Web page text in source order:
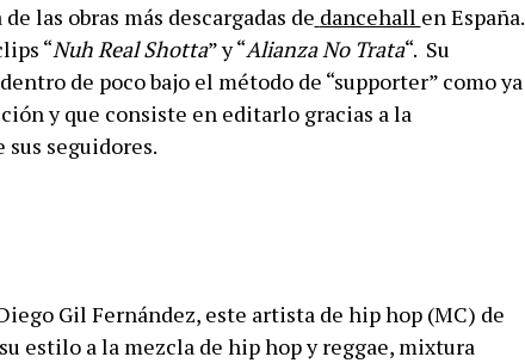
las obras más descargadas de dancehall en España.
“Nuh Real Shotta” y “Alianza No Trata“. Su
de poco bajo el método de “supporter” como ya
y que consiste en editarlo gracias a la
seguidores.
Gil Fernández, este artista de hip hop (MC) de
estilo a la mezcla de hip hop y reggae, mixtura